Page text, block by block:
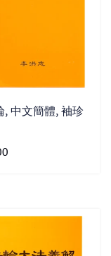
, 中文簡體, 袖珍